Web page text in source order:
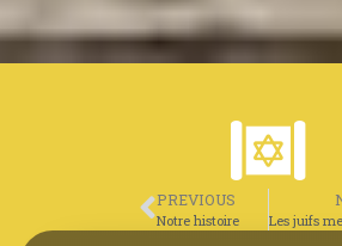
PREVIOUS
Notre histoire